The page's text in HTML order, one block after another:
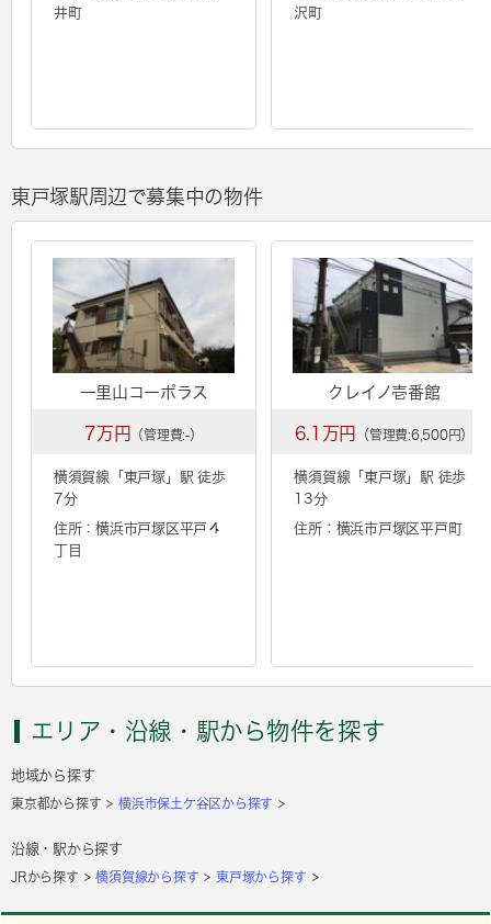
井町
沢町
東戸塚駅周辺で募集中の物件
一里山コーポラス
7万円 （管理費:-）
横須賀線「 東戸塚 」駅 徒歩
7分
住所：横浜市戸塚区平戸４
丁目
クレイノ壱番館
6.1万円 （管理費:6,500円）
横須賀線「東戸塚 」駅 徒歩
13分
住所：横浜市戸塚区平戸町
エリア・沿線・駅から物件を探す
地域から探す
東京都から探す 横浜市保土ケ谷区から探す
沿線・駅から探す
JRから探す 横須賀線から探す 東戸塚から探す